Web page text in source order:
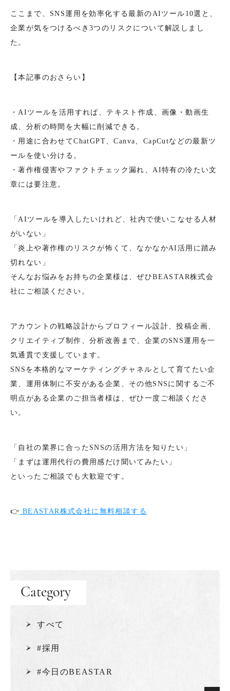
ここまで、SNS運用を効率化する最新のAIツール10選と、
企業が気をつけるべき3つのリスクについて解説しまし
た。
【本記事のおさらい】
・AIツールを活用すれば、テキスト作成、画像・動画生
成、分析の時間を大幅に削減できる。
・用途に合わせてChatGPT、Canva、CapCutなどの最新ツ
ールを使い分ける。
・著作権侵害やファクトチェック漏れ、AI特有の冷たい文
章には要注意。
「AIツールを導入したいけれど、社内で使いこなせる人材
がいない」
「炎上や著作権のリスクが怖くて、なかなかAI活用に踏み
切れない」
そんなお悩みをお持ちの企業様は、ぜひBEASTAR株式会
社にご相談ください。
アカウントの戦略設計からプロフィール設計、投稿企画、
クリエイティブ制作、分析改善まで、企業のSNS運用を一
気通貫で支援しています。
SNSを本格的なマーケティングチャネルとして育てたい企
業、運用体制に不安がある企業、その他SNSに関するご不
明点がある企業のご担当者様は、ぜひ一度ご相談くださ
い。
「自社の業界に合ったSNSの活用方法を知りたい」
「まずは運用代行の費用感だけ聞いてみたい」
といったご相談でも大歓迎です。
👉 BEASTAR株式会社に無料相談する
Category
すべて
#採用
#今日のBEASTAR